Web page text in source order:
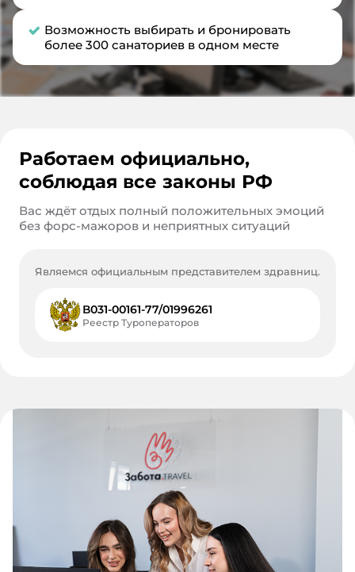
Возможность выбирать и бронировать
более 300 санаториев в одном месте
Работаем официально,
соблюдая все законы РФ
Вас ждёт отдых полный положительных эмоций
без форс-мажоров и неприятных ситуаций
Являемся официальным представителем здравниц.
В031-00161-77/01996261
Реестр Туроператоров